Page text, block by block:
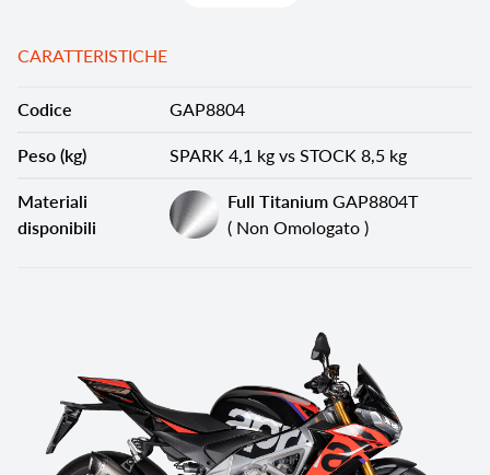
CARATTERISTICHE
Codice
GAP8804
Peso (kg)
SPARK 4,1 kg vs STOCK 8,5 kg
Materiali
disponibili
Full TitaniumGAP8804T
( Non Omologato )